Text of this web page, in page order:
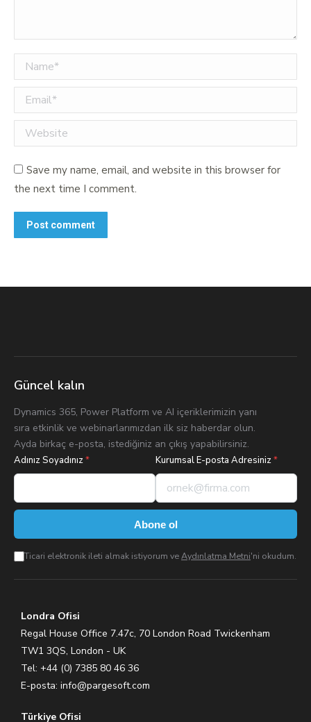
Name *
Email *
Website
Save my name, email, and website in this browser for
the next time I comment.
Post comment
Güncel kalın
Dynamics 365, Power Platform ve AI içeriklerimizin yanı
sıra etkinlik ve webinarlarımızdan ilk siz haberdar olun.
Ayda birkaç e-posta, istediğiniz an çıkış yapabilirsiniz.
Adınız Soyadınız* Kurumsal E-posta Adresiniz*
Abone ol
Ticari elektronik ileti almak istiyorum veAydınlatma Metni'ni okudum.
Londra Ofisi
Regal House Office 7.47c, 70 London Road Twickenham
TW1 3QS, London - UK
Tel: +44 (0) 7385 80 46 36
E-posta: info@pargesoft.com
Türkiye Ofisi